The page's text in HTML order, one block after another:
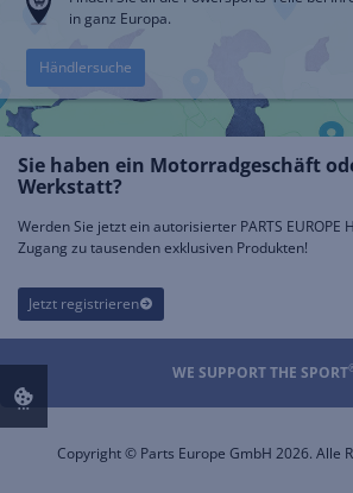
in ganz Europa.
Händlersuche
Sie haben ein Motorradgeschäft
Werkstatt?
Werden Sie jetzt ein autorisierter PARTS EUROPE
Zugang zu tausenden exklusiven Produkten!
Jetzt registrieren
WE SUPPORT THE SPORT
Copyright © Parts Europe GmbH 2026. Alle